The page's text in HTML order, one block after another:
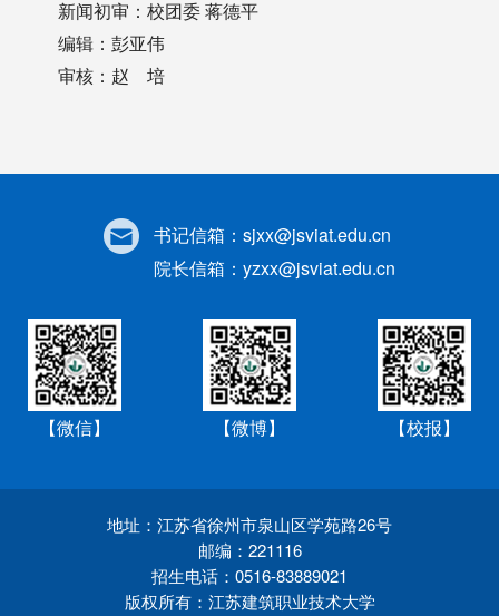
新闻初审：校团委 蒋德平
编辑：彭亚伟
审核：赵 培
书记信箱： sjxx@jsviat.edu.cn
院长信箱： yzxx@jsviat.edu.cn
【微信】 【微博】 【校报】
地址：江苏省徐州市泉山区学苑路26号
邮编：221116
招生电话：0516-83889021
版权所有：江苏建筑职业技术大学